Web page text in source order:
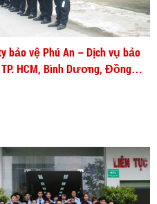
bảo vệ Phú An – Dịch vụ bảo
HCM, Bình Dương, Đồng